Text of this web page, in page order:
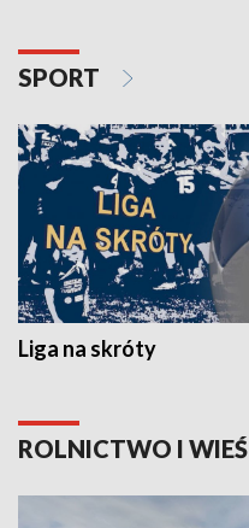
SPORT
Liga na skróty
ROLNICTWO I WIEŚ